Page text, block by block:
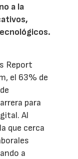
a la
Report
el 63% de
para
Al
que cerca
a